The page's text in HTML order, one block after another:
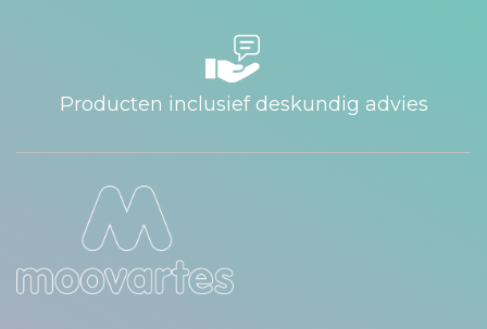
Producten inclusief deskundig advies